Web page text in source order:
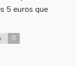
5 euros que
0